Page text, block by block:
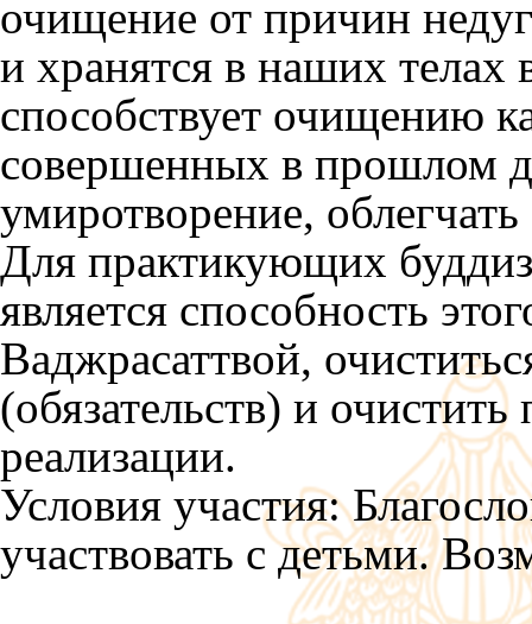
очищение от причин
и хранятся в наших
способствует очищению
совершенных в прошлом
умиротворение, облегчать
Для практикующих
является способность
Ваджрасаттвой,
(обязательств) и
реализации.
Условия участия:
участвовать с детьми.